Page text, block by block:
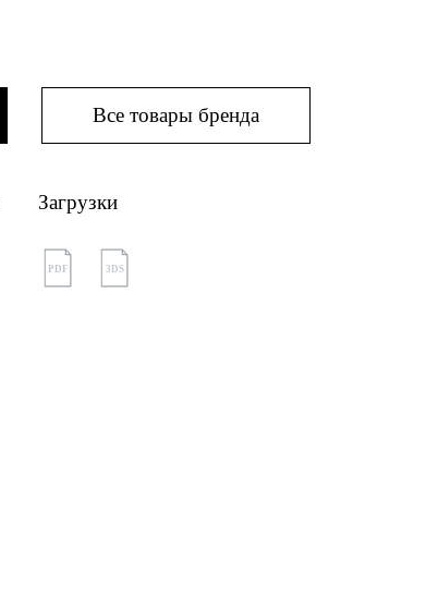
Все товары бренда
Загрузки
PDF 3DS